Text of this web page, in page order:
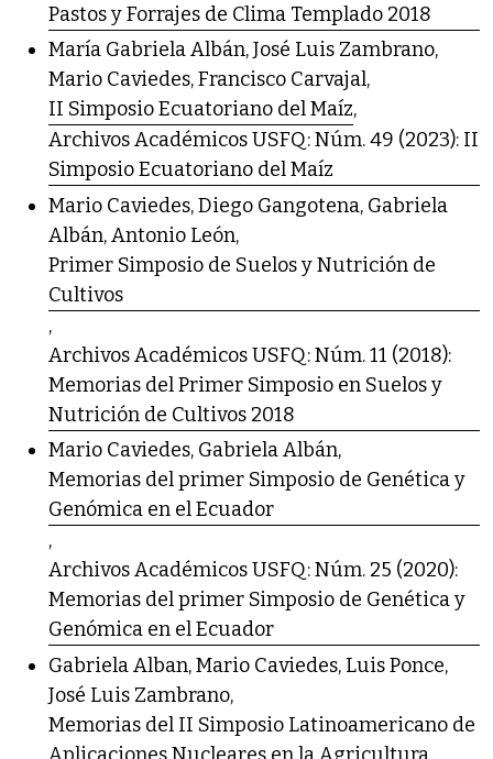
Pastos y Forrajes de Clima Templado 2018
María Gabriela Albán, José Luis Zambrano,
Mario Caviedes, Francisco Carvajal,
II Simposio Ecuatoriano del Maíz,
Archivos Académicos USFQ: Núm. 49 (2023): II
Simposio Ecuatoriano del Maíz
Mario Caviedes, Diego Gangotena, Gabriela
Albán, Antonio León,
Primer Simposio de Suelos y Nutrición de
Cultivos
,
Archivos Académicos USFQ: Núm. 11 (2018):
Memorias del Primer Simposio en Suelos y
Nutrición de Cultivos 2018
Mario Caviedes, Gabriela Albán,
Memorias del primer Simposio de Genética y
Genómica en el Ecuador
,
Archivos Académicos USFQ: Núm. 25 (2020):
Memorias del primer Simposio de Genética y
Genómica en el Ecuador
Gabriela Alban, Mario Caviedes, Luis Ponce,
José Luis Zambrano,
Memorias del II Simposio Latinoamericano de